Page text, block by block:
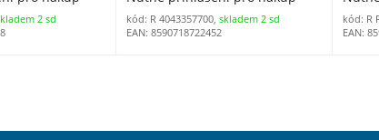
2 sd
kód: R 4043357700, skladem 2 sd
EAN: 8590718722452
kód: R
EAN: